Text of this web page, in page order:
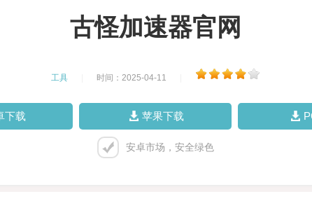
古怪加速器官网
工具 时间：2025-04-11
下载 苹果下载
安卓市场，安全绿色